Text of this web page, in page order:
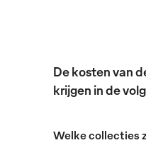
De kosten van
krijgen in de
Welke collecties